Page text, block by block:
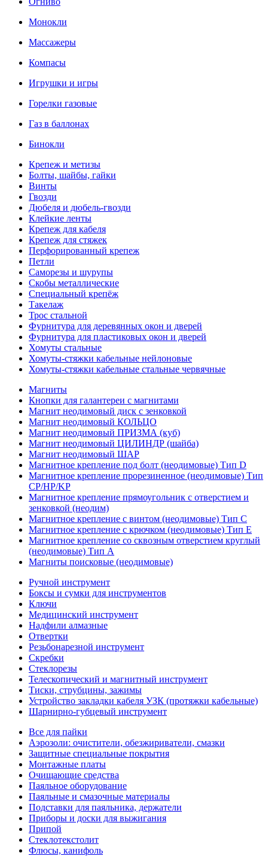
Монокли
Массажеры
Компасы
Игрушки и игры
Горелки газовые
Газ в баллонах
Бинокли
Крепеж и метизы
Болты, шайбы, гайки
Винты
Гвозди
Дюбеля и дюбель-гвозди
Клейкие ленты
Крепеж для кабеля
Крепеж для стяжек
Перфорированный крепеж
Петли
Саморезы и шурупы
Скобы металлические
Специальный крепёж
Такелаж
Трос стальной
Фурнитура для деревянных окон и дверей
Фурнитура для пластиковых окон и дверей
Хомуты стальные
Хомуты-стяжки кабельные нейлоновые
Хомуты-стяжки кабельные стальные червячные
Магниты
Кнопки для галантереи с магнитами
Магнит неодимовый диск с зенковкой
Магнит неодимовый КОЛЬЦО
Магнит неодимовый ПРИЗМА (куб)
Магнит неодимовый ЦИЛИНДР (шайба)
Магнит неодимовый ШАР
Магнитное крепление под болт (неодимовые) Тип D
Магнитное крепление прорезиненное (неодимовые) Тип
CP/HP/KP
Магнитное крепление прямоугольник с отверстием и
зенковкой (неодим)
Магнитное крепление с винтом (неодимовые) Тип С
Магнитное крепление с крючком (неодимовые) Тип Е
Магнитное крепление со сквозным отверстием круглый
(неодимовые) Тип А
Магниты поисковые (неодимовые)
Ручной инструмент
Боксы и сумки для инструментов
Ключи
Медицинский инструмент
Надфили алмазные
Отвертки
Резьбонарезной инструмент
Скребки
Стеклорезы
Телескопический и магнитный инструмент
Тиски, струбцины, зажимы
Устройство закладки кабеля УЗК (протяжки кабельные)
Шарнирно-губцевый инструмент
Все для пайки
Аэрозоли: очистители, обезжириватели, смазки
Защитные специальные покрытия
Монтажные платы
Очищающие средства
Паяльное оборудование
Паяльные и смазочные материалы
Подставки для паяльника, держатели
Приборы и доски для выжигания
Припой
Стеклотекстолит
Флюсы, канифоль